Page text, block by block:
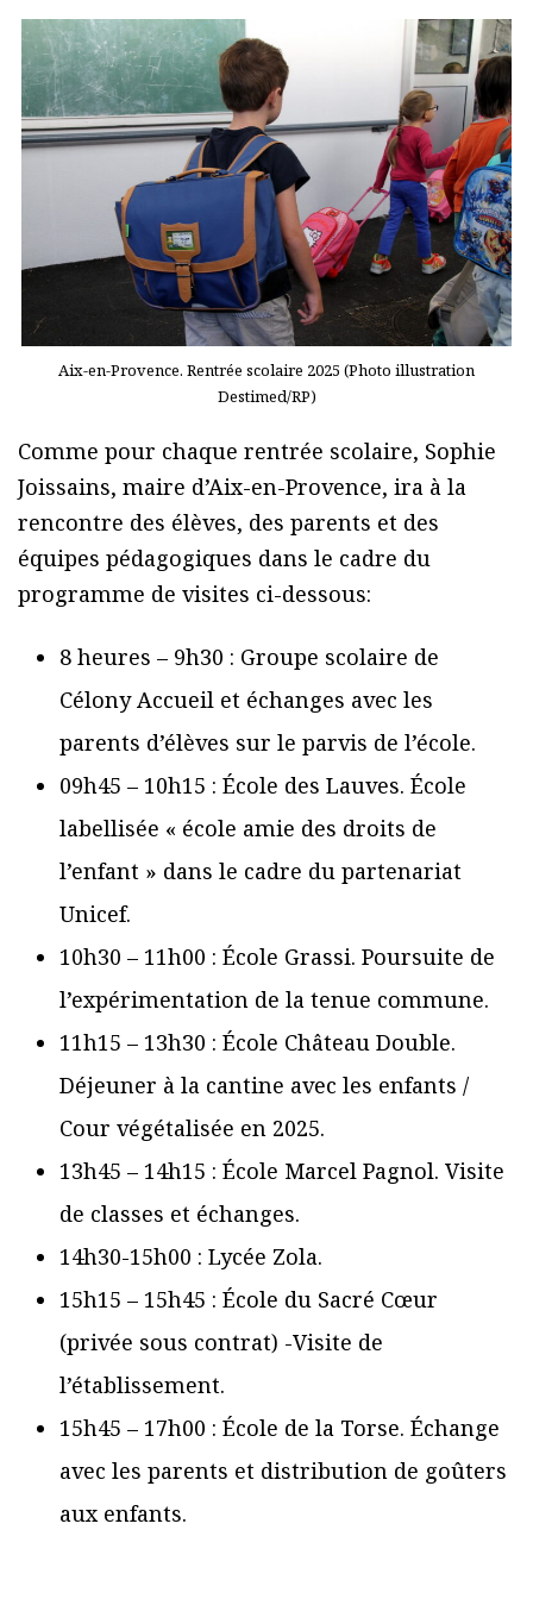
Aix-en-Provence. Rentrée scolaire 2025 (Photo illustration
Destimed/RP)
Comme pour chaque rentrée scolaire, Sophie
Joissains, maire d’Aix-en-Provence, ira à la
rencontre des élèves, des parents et des
équipes pédagogiques dans le cadre du
programme de visites ci-dessous:
8 heures – 9h30 : Groupe scolaire de
Célony Accueil et échanges avec les
parents d’élèves sur le parvis de l’école.
09h45 – 10h15 : École des Lauves. École
labellisée « école amie des droits de
l’enfant » dans le cadre du partenariat
Unicef.
10h30 – 11h00 : École Grassi. Poursuite de
l’expérimentation de la tenue commune.
11h15 – 13h30 : École Château Double.
Déjeuner à la cantine avec les enfants /
Cour végétalisée en 2025.
13h45 – 14h15 : École Marcel Pagnol. Visite
de classes et échanges.
14h30-15h00 : Lycée Zola.
15h15 – 15h45 : École du Sacré Cœur
(privée sous contrat) -Visite de
l’établissement.
15h45 – 17h00 : École de la Torse. Échange
avec les parents et distribution de goûters
aux enfants.